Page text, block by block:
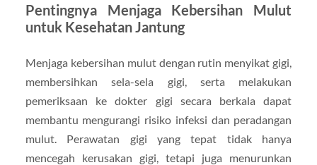
Pentingnya Menjaga Kebersihan Mulut
untuk Kesehatan Jantung
Menjaga kebersihan mulut dengan rutin menyikat gigi,
membersihkan sela-sela gigi, serta melakukan
pemeriksaan ke dokter gigi secara berkala dapat
membantu mengurangi risiko infeksi dan peradangan
mulut. Perawatan gigi yang tepat tidak hanya
mencegah kerusakan gigi, tetapi juga menurunkan